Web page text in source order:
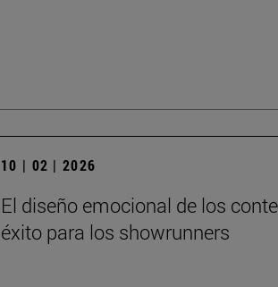
10 | 02 | 2026
El diseño emocional de los
éxito para los showrunners